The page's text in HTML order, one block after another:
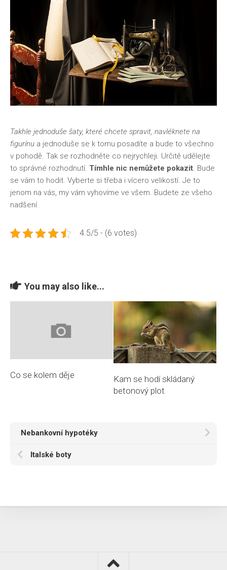
Takhle jednoduše šaty, které chcete spravit, navléknete na
figurínu a jednoduše se k tomu posadíte a bude to všechno
v pohodě. Tak se rozhodněte co nejrychleji. Určitě udělejte
to správné rozhodnutí. Tímhle nic nemůžete pokazit. Bude
se vám to hodit. Vyberte si třeba i vícero velikostí. Je to
jenom na vás, my vám vyhovíme ve všem. Budete ze všeho
nadšení.
4.5/5 - (6 votes)
You may also like...
Co se kolem děje
Kam se hodí skládaný
betonový plot
Nebankovní hypotéky
Italské boty